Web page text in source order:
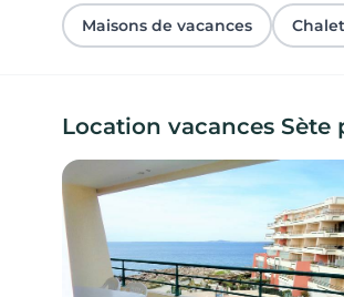
Maisons de vacances
Location vacances Sète